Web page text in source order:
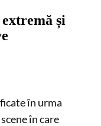
și
în urma
în care